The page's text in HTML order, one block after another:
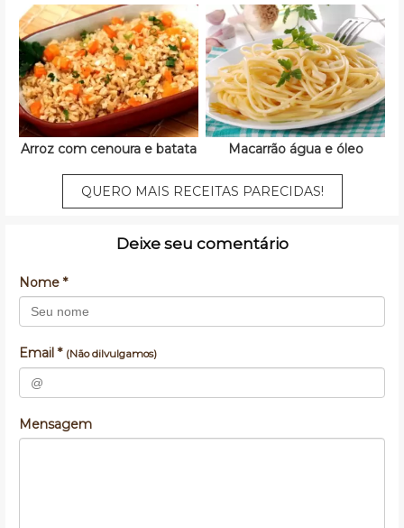
Arroz com cenoura e batata Macarrão água e óleo
QUERO MAIS RECEITAS PARECIDAS!
Deixe seu comentário
Nome *
Email * (Não dilvulgamos)
Mensagem